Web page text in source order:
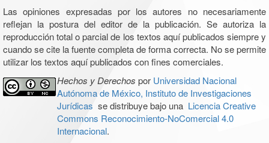
Las opiniones expresadas por los autores no necesariamente
reflejan la postura del editor de la publicación. Se autoriza la
reproducción total o parcial de los textos aquí publicados siempre y
cuando se cite la fuente completa de forma correcta. No se permite
utilizar los textos aquí publicados con fines comerciales.
Hechos y Derechos por Universidad Nacional
Autónoma de México, Instituto de Investigaciones
Jurídicas se distribuye bajo una Licencia Creative
Commons Reconocimiento-NoComercial 4.0
Internacional.